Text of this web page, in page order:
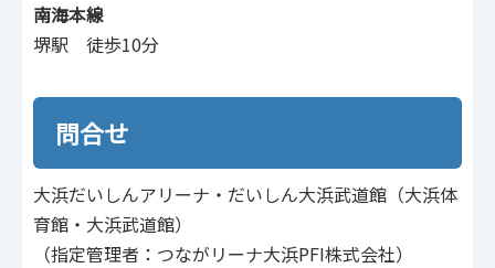
南海本線
堺駅 徒歩10分
問合せ
大浜だいしんアリーナ・だいしん大浜武道館（大浜体
育館・大浜武道館）
（指定管理者：つながリーナ大浜PFI株式会社）